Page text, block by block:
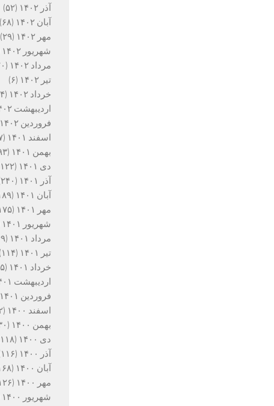
آذر ۱۴۰۲
(۵۲)
آبان ۱۴۰۲
(۶۸)
مهر ۱۴۰۲
(۲۹)
شهریور ۱۴۰۲
مرداد ۱۴۰۲
(۲۰)
تیر ۱۴۰۲
(۶)
خرداد ۱۴۰۲
(۱۴)
اردیبهشت ۱۴۰۲
فروردین ۱۴۰۲
اسفند ۱۴۰۱
(۸۷)
بهمن ۱۴۰۱
(۹۳)
دی ۱۴۰۱
(۱۲۲)
آذر ۱۴۰۱
(۲۴۰)
آبان ۱۴۰۱
(۱۸۹)
مهر ۱۴۰۱
(۱۷۵)
شهریور ۱۴۰۱
مرداد ۱۴۰۱
(۱۴۹)
تیر ۱۴۰۱
(۱۱۴)
خرداد ۱۴۰۱
(۹۵)
اردیبهشت ۱۴۰۱
فروردین ۱۴۰۱
اسفند ۱۴۰۰
(۱۶۲)
بهمن ۱۴۰۰
(۱۳۰)
دی ۱۴۰۰
(۱۱۸)
آذر ۱۴۰۰
(۱۱۶)
آبان ۱۴۰۰
(۱۶۸)
مهر ۱۴۰۰
(۱۲۶)
شهریور ۱۴۰۰